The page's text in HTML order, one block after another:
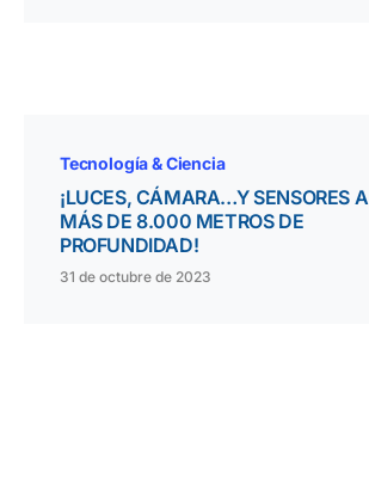
Tecnología & Ciencia
¡LUCES, CÁMARA…Y SENSORES A
MÁS DE 8.000 METROS DE
PROFUNDIDAD!
31 de octubre de 2023